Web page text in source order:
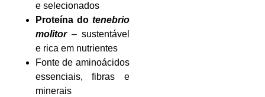
e selecionados
Proteína do tenebrio
molitor– sustentável
e rica em nutrientes
Fonte de aminoácidos
essenciais, fibras e
minerais